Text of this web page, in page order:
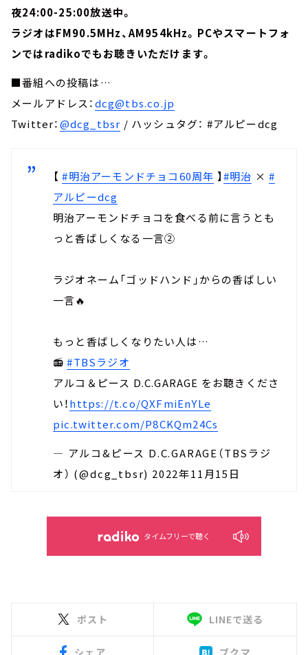
夜24:00-25:00放送中。
ラジオはFM90.5MHz、AM954kHz。PCやスマートフォ
ンではradikoでもお聴きいただけます。
■番組への投稿は…
メールアドレス：dcg@tbs.co.jp
Twitter：@dcg_tbsr / ハッシュタグ： #アルピーdcg
【#明治アーモンドチョコ60周年 】#明治 ×#
アルピーdcg
明治アーモンドチョコを食べる前に言うとも
っと香ばしくなる一言②
ラジオネーム「ゴッドハンド」からの香ばしい
一言🔥
もっと香ばしくなりたい人は…
📻#TBSラジオ
アルコ＆ピース D.C.GARAGE をお聴きくださ
い！https://t.co/QXFmiEnYLe
pic.twitter.com/P8CKQm24Cs
— アルコ&ピース D.C.GARAGE（TBSラジ
オ） (@dcg_tbsr) 2022年11月15日
タイムフリーで聴く
ポスト LINEで送る
シェア ブクマ